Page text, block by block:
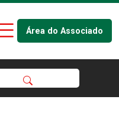
Área do Associado